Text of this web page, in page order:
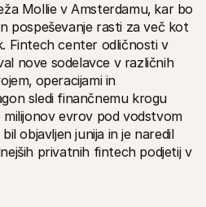
posodobitve
knjižnicami
razvijalcev
Mollie
Docs
Mollie v Amsterdamu‚ kar bo
pospeševanje rasti za več kot
Fintech center odličnosti v
nove sodelavce v različnih
operacijami in
sledi finančnemu krogu
evrov pod vodstvom
objavljen junija in je naredil
privatnih fintech podjetij v